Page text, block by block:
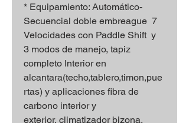
* Equipamiento: Automático-
Secuencial doble embreague 7
Velocidades con Paddle Shift y
3 modos de manejo, tapiz
completo Interior en
alcantara(techo,tablero,timon,pue
rtas) y aplicaciones fibra de
carbono interior y
exterior, climatizador bizona,